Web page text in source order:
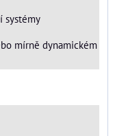
systémy
mírně dynamickém